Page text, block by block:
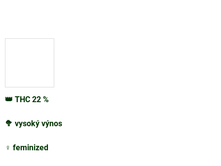
👑 THC 22 %
🥦 vysoký výnos
♀️ feminized